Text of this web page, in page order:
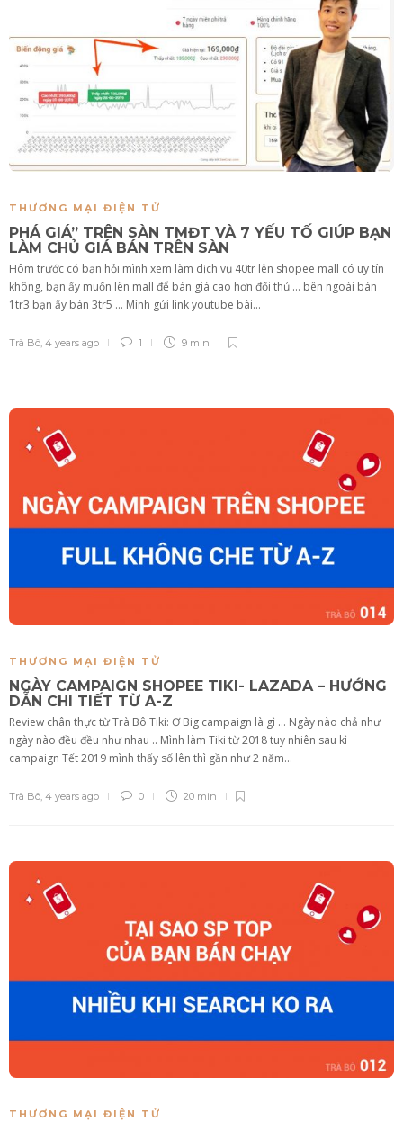
THƯƠNG MẠI ĐIỆN TỬ
PHÁ GIÁ” TRÊN SÀN TMĐT VÀ 7 YẾU TỐ GIÚP BẠN
LÀM CHỦ GIÁ BÁN TRÊN SÀN
Hôm trước có bạn hỏi mình xem làm dịch vụ 40tr lên shopee mall có uy tín
không, bạn ấy muốn lên mall để bán giá cao hơn đối thủ … bên ngoài bán
1tr3 bạn ấy bán 3tr5 … Mình gửi link youtube bài...
Trà Bô, 4 years ago 1 9 min
THƯƠNG MẠI ĐIỆN TỬ
NGÀY CAMPAIGN SHOPEE TIKI- LAZADA – HƯỚNG
DẪN CHI TIẾT TỪ A-Z
Review chân thực từ Trà Bô Tiki: Ơ Big campaign là gì … Ngày nào chả như
ngày nào đều đều như nhau .. Mình làm Tiki từ 2018 tuy nhiên sau kì
campaign Tết 2019 mình thấy số lên thì gần như 2 năm...
Trà Bô 4 years ago 0 20 min
THƯƠNG MẠI ĐIỆN TỬ